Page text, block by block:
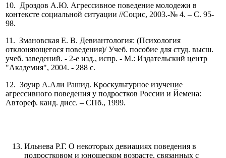
10. Дроздов А.Ю. Агрессивное поведение молодежи в
контексте социальной ситуации //Социс, 2003.-№ 4. – С. 95-
98.
11. Змановская Е. В. Девиантология: (Психология
отклоняющегося поведения)/ Учеб. пособие для студ. высш.
учеб. заведений. - 2-е изд., испр. - М.: Издательский центр
"Академия", 2004. - 288 с.
12. Зоуир А.Али Рашид. Кроскультурное изучение
агрессивного поведения у подростков России и Йемена:
Автореф. канд. дисс. – СПб., 1999.
Ильнева Р.Г. О некоторых девиациях поведения в
подростковом и юношеском возрасте, связанных с